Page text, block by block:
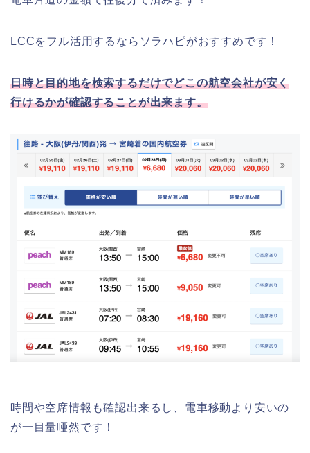
LCCをフル活用するならソラハピがおすすめです！
日時と目的地を検索するだけでどこの航空会社が安く
行けるかが確認することが出来ます。
時間や空席情報も確認出来るし、電車移動より安いの
が一目量唖然です！